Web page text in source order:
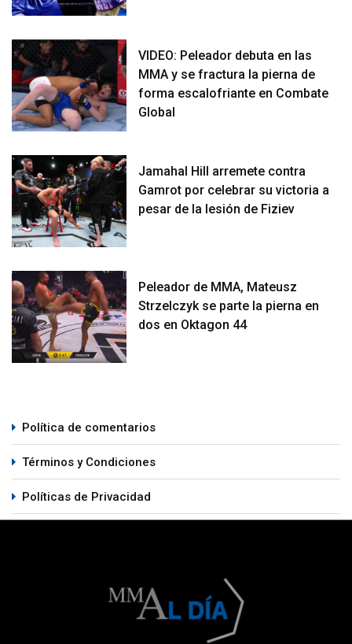
VIDEO: Peleador debuta en las
MMA y se fractura la pierna de
forma escalofriante en Combate
Global
Jamahal Hill arremete contra
Gamrot por celebrar su victoria a
pesar de la lesión de Fiziev
Peleador de MMA, Mateusz
Strzelczyk se parte la pierna en
dos en Oktagon 44
Política de comentarios
Términos y Condiciones
Políticas de Privacidad